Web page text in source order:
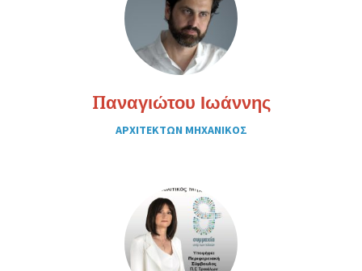
Παναγιώτου Ιωάννης
ΑΡΧΙΤΕΚΤΩΝ ΜΗΧΑΝΙΚΟΣ